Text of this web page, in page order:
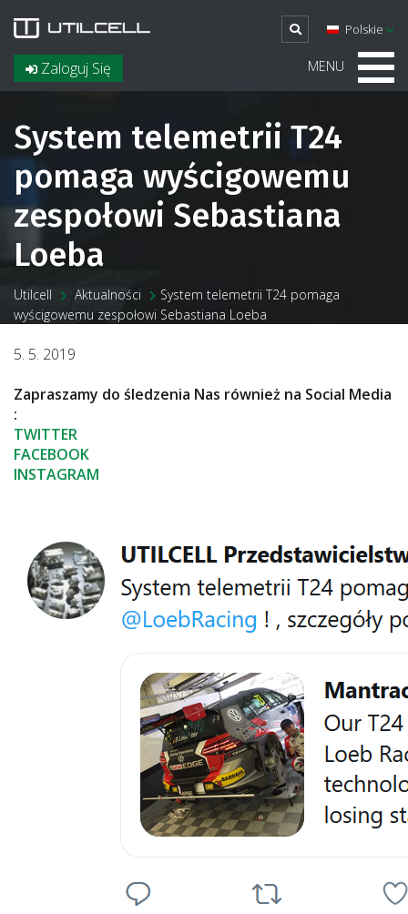
Zaloguj Się
Polskie
MENU
System telemetrii T24
pomaga wyścigowemu
zespołowi Sebastiana
Loeba
Utilcell Aktualności
System telemetrii T24 pomaga
wyścigowemu zespołowi Sebastiana Loeba
5. 5. 2019
Zapraszamy do śledzenia Nas również na Social Media
:
TWITTER
FACEBOOK
INSTAGRAM